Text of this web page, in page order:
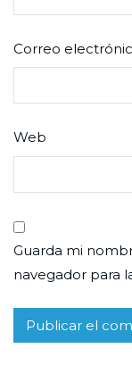
Correo
Web
Guarda mi
navegador para